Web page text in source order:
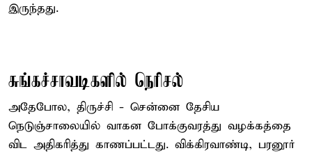
இருந்தது.
சுங்கச்சாவடிகளில் நெரிசல்
அதேபோல, திருச்சி - சென்னை தேசிய
நெடுஞ்சாலையில் வாகன போக்குவரத்து வழக்கத்தை
விட அதிகரித்து காணப்பட்டது. விக்கிரவாண்டி, பரனூர்